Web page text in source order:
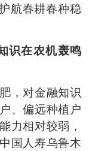
航春耕春种稳
识在农机轰鸣
，对金融知识
、偏远种植户
力相对较弱，
国人寿乌鲁木